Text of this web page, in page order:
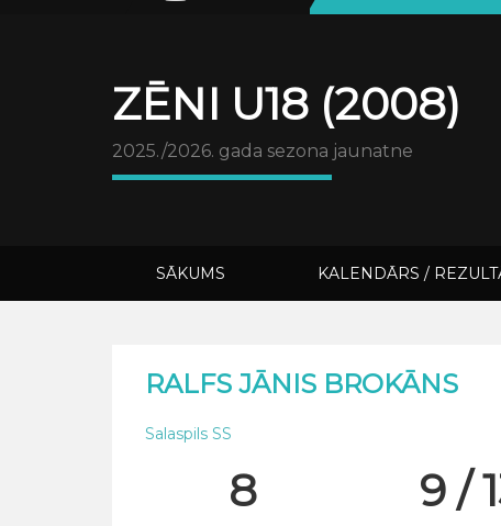
ZĒNI U18 (2008)
2025./2026. gada sezona jaunatne
SĀKUMS KALENDĀRS /
RALFS JĀNIS BROKĀNS
Salaspils SS
8 9 /